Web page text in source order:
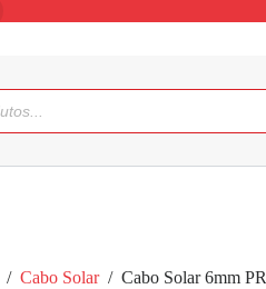
/ Cabo Solar / Cabo Solar 6mm